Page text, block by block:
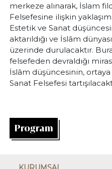
merkeze alınarak, İslam
Felsefesine ilişkin
Estetik ve Sanat
aktarıldığı ve İslâm
üzerinde durulacaktır.
felsefeden devraldığı
İslâm düşüncesinin,
Sanat Felsefesi
Program